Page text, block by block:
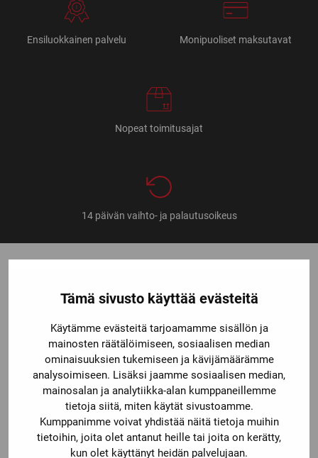
Tämä sivusto käyttää evästeitä
Käytämme evästeitä tarjoamamme sisällön ja
mainosten räätälöimiseen, sosiaalisen median
ominaisuuksien tukemiseen ja kävijämäärämme
analysoimiseen. Lisäksi jaamme sosiaalisen median,
mainosalan ja analytiikka-alan kumppaneillemme
tietoja siitä, miten käytät sivustoamme.
Kumppanimme voivat yhdistää näitä tietoja muihin
tietoihin, joita olet antanut heille tai joita on kerätty,
kun olet käyttänyt heidän palvelujaan.
Ensiluokkainen palvelu Monipuoliset maksutavat
Nopeat toimitusajat
14 päivän vaihto- ja palautusoikeus
YHTEYSTIEDOT
TAMPERE
Ma-pe: 11-19, la: 9-16
Sammonkatu 60,